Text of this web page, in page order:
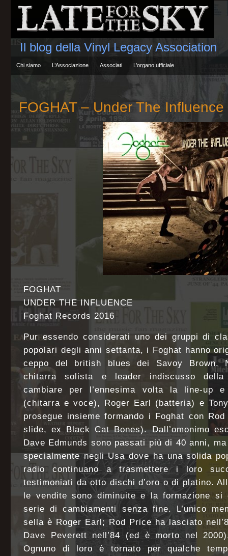
Il blog della Vinyl Legacy Association
Chi siamo L’Associazione Associati L’organo ufficiale
FOGHAT – Under The Influence
FOGHAT
UNDER THE INFLUENCE
Foghat Records 2016
Pur essendo considerati uno dei gruppi di
popolari degli anni settanta, i Foghat hanno
ceppo del british blues dei Savoy Brown.
chitarra solista e leader indiscusso
cambiare per l’ennesima volta la line-up
(chitarra e voce), Roger Earl (batteria) e
prosegue insieme formando i Foghat con
slide, ex Black Cat Bones). Dall’omonimo
Dave Edmunds sono passati più di 40 anni,
specialmente negli Usa dove ha una solida
radio continuano a trasmettere i loro
testimoniati da otto dischi d’oro o di platino.
le vendite sono diminuite e la formazione si
serie di cambiamenti senza fine. L’unico
sella è Roger Earl; Rod Price ha lasciato
Dave Peverett nell’84 (ed è morto nel
Ognuno di loro è tornato per qualche